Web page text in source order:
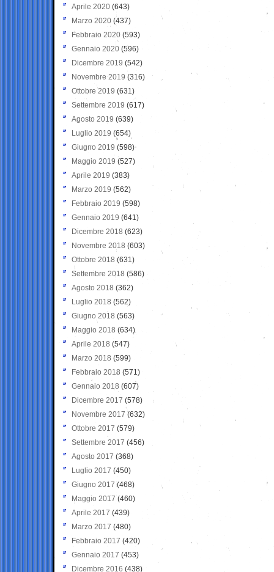
Aprile 2020 (643)
Marzo 2020 (437)
Febbraio 2020 (593)
Gennaio 2020 (596)
Dicembre 2019 (542)
Novembre 2019 (316)
Ottobre 2019 (631)
Settembre 2019 (617)
Agosto 2019 (639)
Luglio 2019 (654)
Giugno 2019 (598)
Maggio 2019 (527)
Aprile 2019 (383)
Marzo 2019 (562)
Febbraio 2019 (598)
Gennaio 2019 (641)
Dicembre 2018 (623)
Novembre 2018 (603)
Ottobre 2018 (631)
Settembre 2018 (586)
Agosto 2018 (362)
Luglio 2018 (562)
Giugno 2018 (563)
Maggio 2018 (634)
Aprile 2018 (547)
Marzo 2018 (599)
Febbraio 2018 (571)
Gennaio 2018 (607)
Dicembre 2017 (578)
Novembre 2017 (632)
Ottobre 2017 (579)
Settembre 2017 (456)
Agosto 2017 (368)
Luglio 2017 (450)
Giugno 2017 (468)
Maggio 2017 (460)
Aprile 2017 (439)
Marzo 2017 (480)
Febbraio 2017 (420)
Gennaio 2017 (453)
Dicembre 2016 (438)